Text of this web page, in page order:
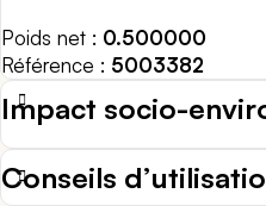
Poids net
0.500000
Référence
5003382
Impact socio-
Conseils